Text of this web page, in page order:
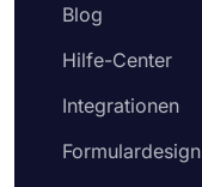
Blog
Hilfe-Center
Integrationen
Formulardesign